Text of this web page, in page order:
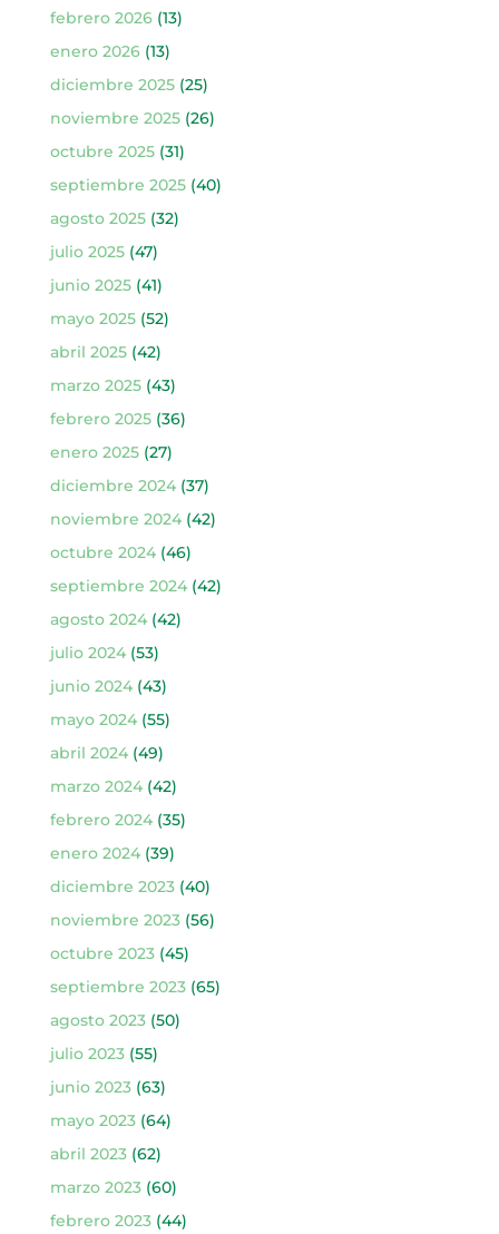
febrero 2026(13)
enero 2026(13)
diciembre 2025(25)
noviembre 2025(26)
octubre 2025(31)
septiembre 2025(40)
agosto 2025(32)
julio 2025(47)
junio 2025(41)
mayo 2025(52)
abril 2025(42)
marzo 2025(43)
febrero 2025(36)
enero 2025(27)
diciembre 2024(37)
noviembre 2024(42)
octubre 2024(46)
septiembre 2024(42)
agosto 2024(42)
julio 2024(53)
junio 2024(43)
mayo 2024(55)
abril 2024(49)
marzo 2024(42)
febrero 2024(35)
enero 2024(39)
diciembre 2023(40)
noviembre 2023(56)
octubre 2023(45)
septiembre 2023(65)
agosto 2023(50)
julio 2023(55)
junio 2023(63)
mayo 2023(64)
abril 2023(62)
marzo 2023(60)
febrero 2023(44)